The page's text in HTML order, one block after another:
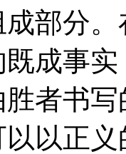
部分
成事
者书
以正